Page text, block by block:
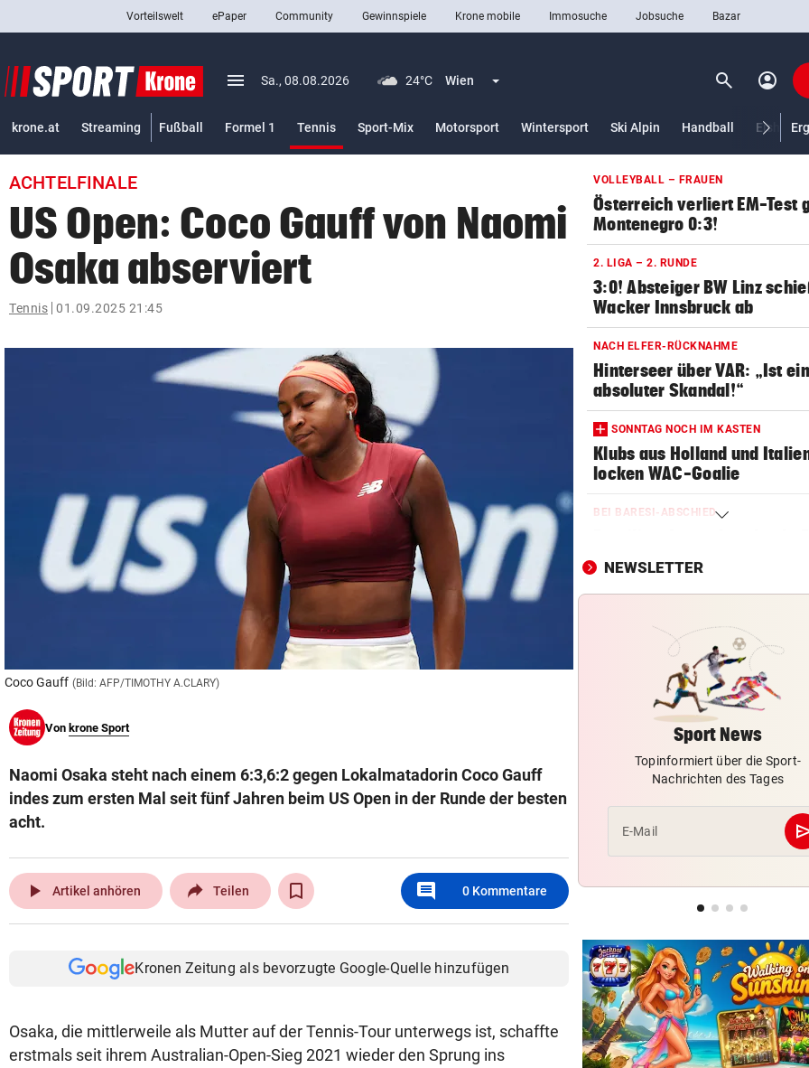
closeSchließen
Abonnieren
arrow_right
pin_drop
bookmark Merkliste
search
Suchbegriff
© Krone Multimedia GmbH & Co KG 2026
Vorteilswelt ePaper Community Gewinnspiele Krone mobile Immosuche Jobsuche Bazar
menu Menü aufklappen
Sa., 08.08.2026 24°C Wien Menü aufklappen search Suchen
account_circle
krone.at Streaming Fußball Formel 1 Tennis
Sport-Mix
Motorsport Wintersport Ski Alpin Handball
ACHTELFINALE
US Open: Coco Gauff von Naomi
Osaka abserviert
Tennis 01.09.2025 21:45
Coco Gauff (Bild: AFP/TIMOTHY A.CLARY)
Von krone Sport
Naomi Osaka steht nach einem 6:3,6:2 gegen Lokalmatadorin Coco Gauff
indes zum ersten Mal seit fünf Jahren beim US Open in der Runde der besten
acht.
play_arrow Artikel anhören Teilen comment 0 Kommentare
Kronen Zeitung als bevorzugte Google-Quelle hinzufügen
Osaka, die mittlerweile als Mutter auf der Tennis-Tour unterwegs ist, schaffte
erstmals seit ihrem Australian-Open-Sieg 2021 wieder den Sprung ins
VOLLEYBALL – FRAUEN
Österreich verliert EM-Test
Montenegro 0:3!
2. LIGA – 2. RUNDE
3:0! Absteiger BW Linz
Wacker Innsbruck ab
NACH ELFER-RÜCKNAHME
Hinterseer über VAR: „Ist ein
absoluter Skandal!“
SONNTAG NOCH IM KASTEN
Klubs aus Holland und
locken WAC-Goalie
BEI BARESI-ABSCHIED
mit Mallet-Finger
LÄNDLE-KICKER SIEGEN
gegen WSG Tirol
NACH WIEN AUF MYKONOS
Luxus am Meer! Sabalenka
gewährt private Einblicke
FUSSBALL-FANS FEIERN
Hochgefühle dank
eines Kult-Sponsors
Rückkehr nach Grödig
Fehlstart komplett! Nächste
für St. Pölten
NEWSLETTER
Sport News
Topinformiert über die Sport-
Nachrichten des Tages
E-Mail